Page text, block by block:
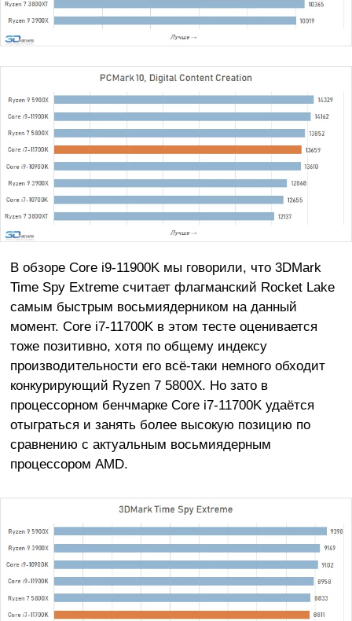
В обзоре Core i9-11900K мы говорили, что 3DMark
Time Spy Extreme считает флагманский Rocket Lake
самым быстрым восьмиядерником на данный
момент. Core i7-11700K в этом тесте оценивается
тоже позитивно, хотя по общему индексу
производительности его всё-таки немного обходит
конкурирующий Ryzen 7 5800X. Но зато в
процессорном бенчмарке Core i7-11700K удаётся
отыграться и занять более высокую позицию по
сравнению с актуальным восьмиядерным
процессором AMD.